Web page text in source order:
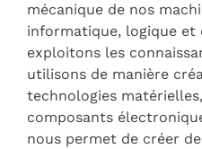
mécanique de nos
informatique, logique et
exploitons les
utilisons de manière
technologies
composants
nous permet de créer